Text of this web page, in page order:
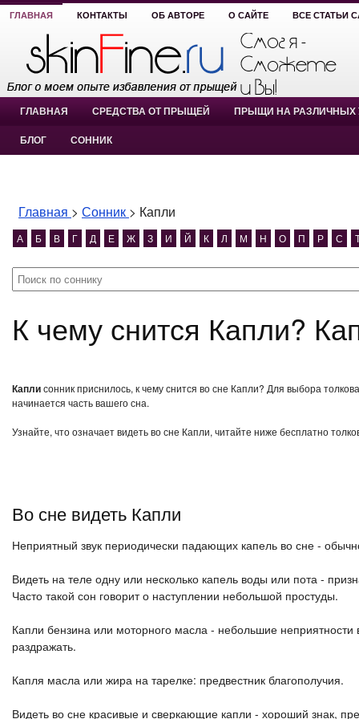
ГЛАВНАЯ КОНТАКТЫ ОБ АВТОРЕ О САЙТЕ ВСЕ СТАТЬИ
ГЛАВНАЯ СРЕДСТВА ОТ ПРЫЩЕЙ ПРЫЩИ НА РАЗЛИЧНЫХ
БЛОГ СОННИК
Главная > Сонник > Капли
А Б В Г Д Е Ж З И Й К Л М Н О П Р С
К чему снится Капли?
Каплисонник приснилось, к чему снится во сне Капли? Для выбора
начинается часть вашего сна.
Узнайте, что означает видеть во сне Капли, читайте ниже бесплатно
Во сне видеть Капли
Неприятный звук периодически падающих капель во сне -
Видеть на теле одну или несколько капель воды или пота -
Часто такой сон говорит о наступлении небольшой простуды.
Капли бензина или моторного масла - небольшие
раздражать.
Капля масла или жира на тарелке: предвестник благополучия.
Видеть во сне красивые и сверкающие капли - хороший знак,